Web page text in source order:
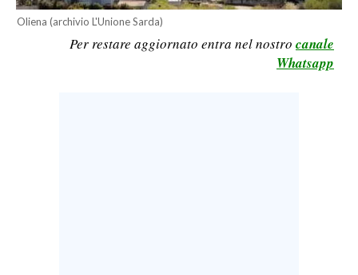
SPORT IN SARDEGNA
Oliena (archivio L'Unione Sarda)
Per restare aggiornato entra nel nostro canale
Whatsapp